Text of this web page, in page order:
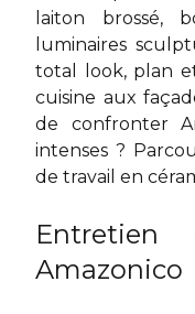
laiton brossé,
luminaires
total look, plan
cuisine aux
de confronter
intenses ?
de travail en
Entretien
Amazonico